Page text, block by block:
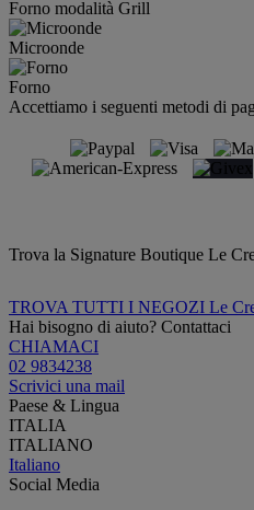
Forno modalità Grill
Microonde
Forno
Accettiamo i seguenti metodi di
Trova la Signature Boutique Le
TROVA TUTTI I NEGOZI Le
Hai bisogno di aiuto? Contattaci
CHIAMACI
02 9834238
Scrivici una mail
Paese & Lingua
ITALIA
ITALIANO
Italiano
Social Media